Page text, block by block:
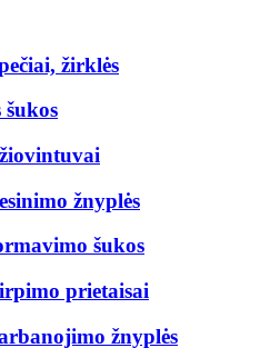
žirklės
šukos
žnyplės
šukos
prietaisai
žnyplės